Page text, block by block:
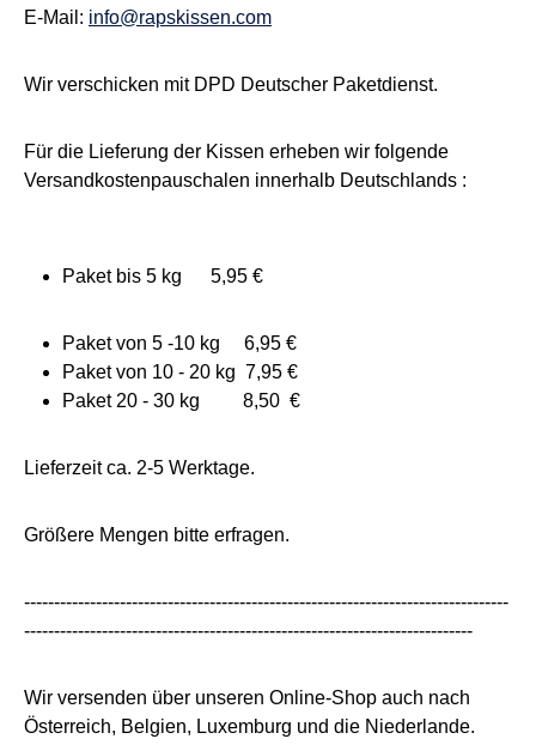
E-Mail: info@rapskissen.com
Wir verschicken mit DPD Deutscher Paketdienst.
Für die Lieferung der Kissen erheben wir folgende
Versandkostenpauschalen innerhalb Deutschlands :
Paket bis 5 kg 5,95 €
Paket von 5 -10 kg 6,95 €
Paket von 10 - 20 kg 7,95 €
Paket 20 - 30 kg 8,50 €
Lieferzeit ca. 2-5 Werktage.
Größere Mengen bitte erfragen.
---------------------------------------------------------------------------------
---------------------------------------------------------------------------
Wir versenden über unseren Online-Shop auch nach
Österreich, Belgien, Luxemburg und die Niederlande.